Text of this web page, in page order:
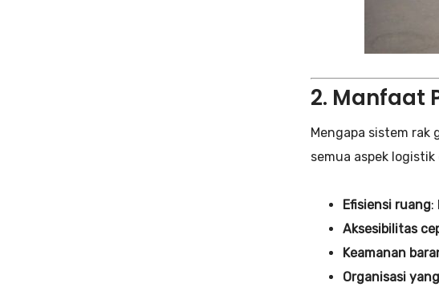
2. Manfaat
Mengapa sistem
semua aspek
Efisiensi ruang:
Aksesibilitas
Keamanan
Organisasi